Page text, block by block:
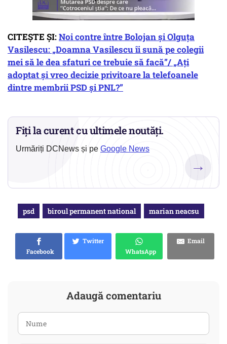
CITEȘTE ȘI:Noi contre între Bolojan și Olguța
Vasilescu: „Doamna Vasilescu îi sună pe colegii
mei să le dea sfaturi ce trebuie să facă”/ „Ați
adoptat și vreo decizie privitoare la telefoanele
dintre membrii PSD și PNL?”
Fiți la curent cu ultimele noutăți.
Urmăriți DCNews și pe Google News
→
psd biroul permanent national marian neacsu
Facebook
Twitter
WhatsApp
Email
Adaugă comentariu